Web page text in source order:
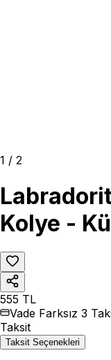
1 / 2
Kolye -
555 TL
Vade Farksız 3
Taksit
Taksit Seçenekleri